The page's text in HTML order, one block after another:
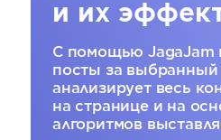
и их
С помощью JagaJam
посты за выбранный
анализирует весь
на странице и на
алгоритмов